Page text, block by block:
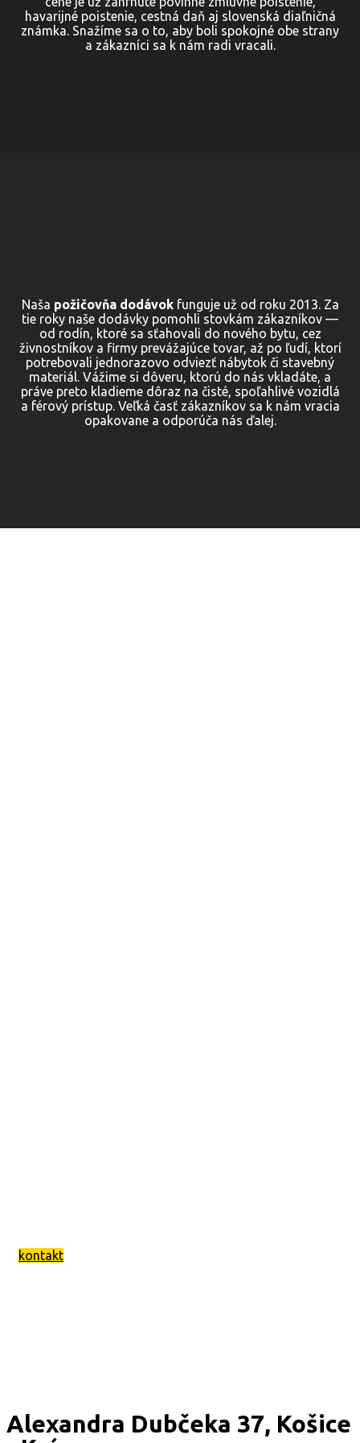
havarijné poistenie, cestná daň aj slovenská diaľničná
známka. Snažíme sa o to, aby boli spokojné obe strany
a zákazníci sa k nám radi vracali.
Naša požičovňa dodávokfunguje už od roku 2013. Za
tie roky naše dodávky pomohli stovkám zákazníkov —
od rodín, ktoré sa sťahovali do nového bytu, cez
živnostníkov a firmy prevážajúce tovar, až po ľudí, ktorí
potrebovali jednorazovo odviezť nábytok či stavebný
materiál. Vážime si dôveru, ktorú do nás vkladáte, a
práve preto kladieme dôraz na čisté, spoľahlivé vozidlá
a férový prístup. Veľká časť zákazníkov sa k nám vracia
opakovane a odporúča nás ďalej.
kontakt
Alexandra Dubčeka 37, Košice